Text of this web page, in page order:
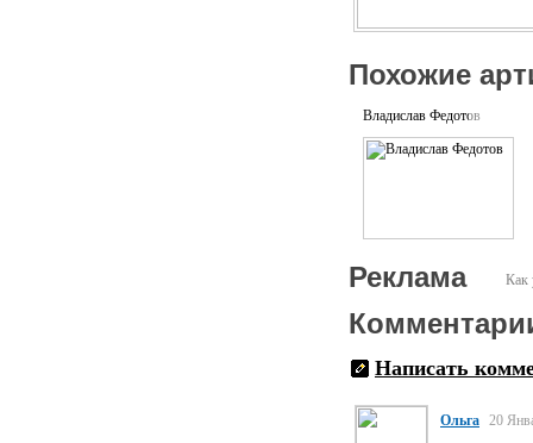
Похожие
Владислав Федотов
Как
Реклама
Написать
Ольга 20